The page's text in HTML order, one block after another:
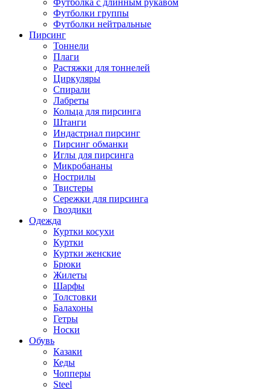
Футболка с длинным рукавом
Футболки группы
Футболки нейтральные
Пирсинг
Тоннели
Плаги
Растяжки для тоннелей
Циркуляры
Спирали
Лабреты
Кольца для пирсинга
Штанги
Индастриал пирсинг
Пирсинг обманки
Иглы для пирсинга
Микробананы
Нострилы
Твистеры
Сережки для пирсинга
Гвоздики
Одежда
Куртки косухи
Куртки
Куртки женские
Брюки
Жилеты
Шарфы
Толстовки
Балахоны
Гетры
Носки
Обувь
Казаки
Кеды
Чопперы
Steel